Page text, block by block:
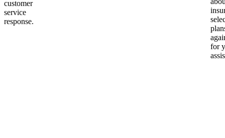
customer
service
response.
for